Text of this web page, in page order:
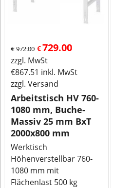
€972.00 €729.00
zzgl. MwSt
€867.51 inkl. MwSt
zzgl. Versand
Arbeitstisch HV 760-
1080 mm, Buche-
Massiv 25 mm BxT
2000x800 mm
Werktisch
Höhenverstellbar 760-
1080 mm mit
Flächenlast 500 kg